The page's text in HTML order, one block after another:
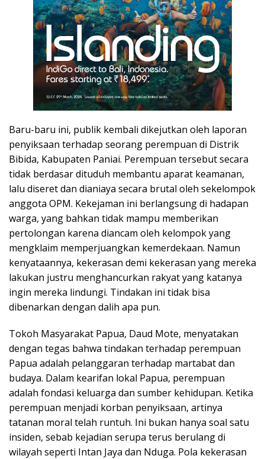
Baru-baru ini, publik kembali dikejutkan oleh laporan
penyiksaan terhadap seorang perempuan di Distrik
Bibida, Kabupaten Paniai. Perempuan tersebut secara
tidak berdasar dituduh membantu aparat keamanan,
lalu diseret dan dianiaya secara brutal oleh sekelompok
anggota OPM. Kekejaman ini berlangsung di hadapan
warga, yang bahkan tidak mampu memberikan
pertolongan karena diancam oleh kelompok yang
mengklaim memperjuangkan kemerdekaan. Namun
kenyataannya, kekerasan demi kekerasan yang mereka
lakukan justru menghancurkan rakyat yang katanya
ingin mereka lindungi. Tindakan ini tidak bisa
dibenarkan dengan dalih apa pun.
Tokoh Masyarakat Papua, Daud Mote, menyatakan
dengan tegas bahwa tindakan terhadap perempuan
Papua adalah pelanggaran terhadap martabat dan
budaya. Dalam kearifan lokal Papua, perempuan
adalah fondasi keluarga dan sumber kehidupan. Ketika
perempuan menjadi korban penyiksaan, artinya
tatanan moral telah runtuh. Ini bukan hanya soal satu
insiden, sebab kejadian serupa terus berulang di
wilayah seperti Intan Jaya dan Nduga. Pola kekerasan